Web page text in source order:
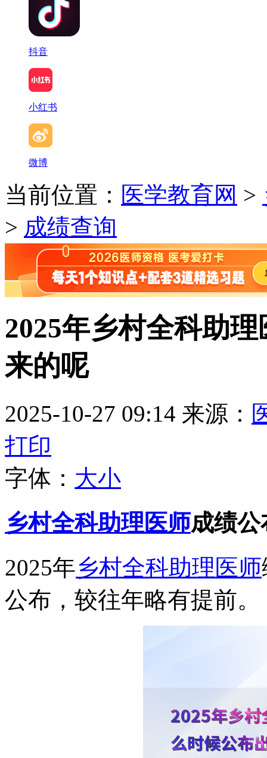
抖音
小红书
微博
当前位置： 医学教育网 >
> 成绩查询
2025年乡村全科助
来的呢
2025-10-27 09:14 来源：
打印
字体： 大小
乡村全科助理医师成绩
2025年乡村全科助理医师
公布，较往年略有提前。